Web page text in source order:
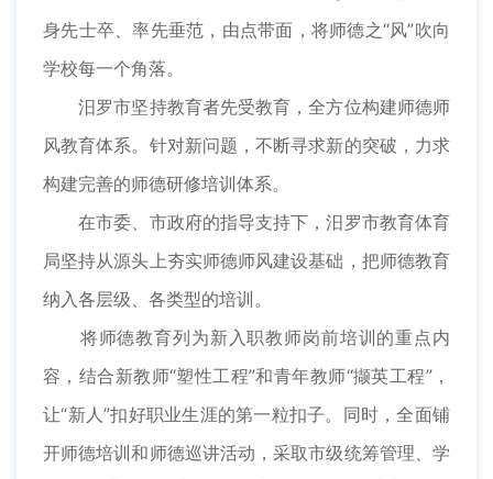
身先士卒、率先垂范，由点带面，将师德之“风”吹向
学校每一个角落。
汨罗市坚持教育者先受教育，全方位构建师德师
风教育体系。针对新问题，不断寻求新的突破，力求
构建完善的师德研修培训体系。
在市委、市政府的指导支持下，汨罗市教育体育
局坚持从源头上夯实师德师风建设基础，把师德教育
纳入各层级、各类型的培训。
将师德教育列为新入职教师岗前培训的重点内
容，结合新教师“塑性工程”和青年教师“撷英工程”，
让“新人”扣好职业生涯的第一粒扣子。同时，全面铺
开师德培训和师德巡讲活动，采取市级统筹管理、学